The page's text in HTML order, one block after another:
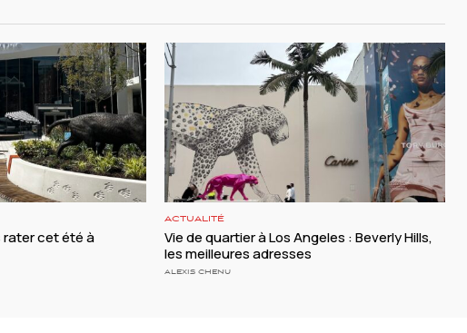
rater cet été à
ACTUALITÉ
Vie de quartier à Los Angeles : Beverly Hills,
les meilleures adresses
ALEXIS CHENU